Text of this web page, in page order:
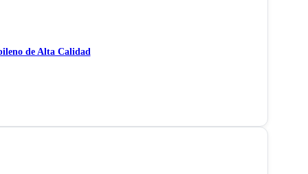
de Alta Calidad